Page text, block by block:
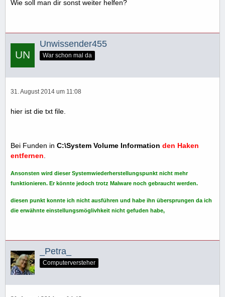
Wie soll man dir sonst weiter helfen?
Unwissender455
War schon mal da
31. August 2014 um 11:08
hier ist die txt file.
Bei Funden in C:\System Volume Information den Haken
entfernen
Ansonsten wird dieser Systemwiederherstellungspunkt nicht mehr
funktionieren. Er könnte jedoch trotz Malware noch gebraucht werden.
diesen punkt konnte ich nicht ausführen und habe ihn übersprungen da ich
die erwähnte einstellungsmöglivhkeit nicht gefuden habe,
_Petra_
Computerversteher